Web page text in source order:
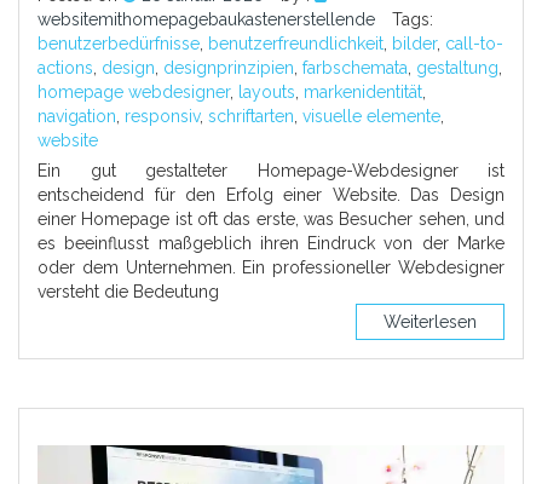
websitemithomepagebaukastenerstellende
Tags:
benutzerbedürfnisse benutzerfreundlichkeit bilder, call-to-
actions design designprinzipien farbschemata gestaltung
homepage webdesigner, layouts markenidentität
navigation responsiv, schriftarten visuelle elemente
website
Ein gut gestalteter Homepage-Webdesigner ist
entscheidend für den Erfolg einer Website. Das Design
einer Homepage ist oft das erste, was Besucher sehen, und
es beeinflusst maßgeblich ihren Eindruck von der Marke
oder dem Unternehmen. Ein professioneller Webdesigner
versteht die Bedeutung
Weiterlesen